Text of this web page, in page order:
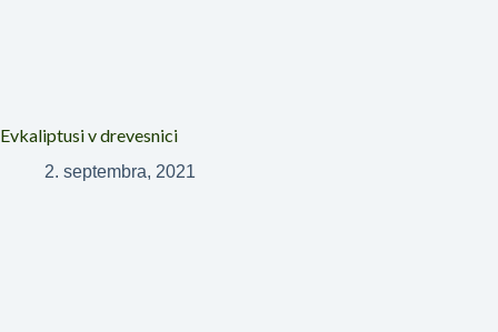
Evkaliptusi v drevesnici
2. septembra, 2021